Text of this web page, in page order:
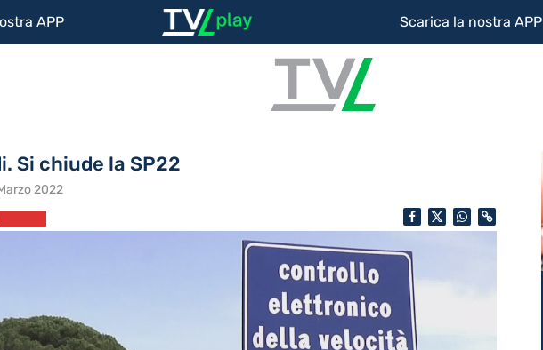
APP Scarica la nostra APP
Si chiude la SP22
2022